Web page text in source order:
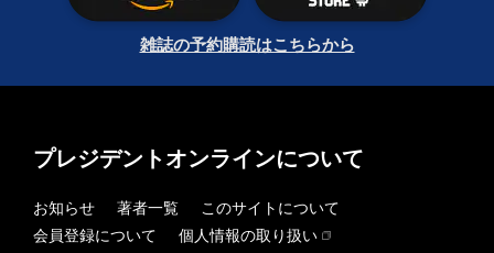
雑誌の予約購読はこちらから
プレジデントオンラインについて
お知らせ 著者一覧
このサイトについて
会員登録について
個人情報の取り扱い